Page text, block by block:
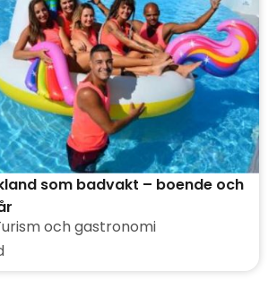
som badvakt – boende och
och gastronomi